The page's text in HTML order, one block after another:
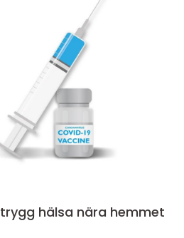
Vaccination i luleå trygg hälsa nära hemmet